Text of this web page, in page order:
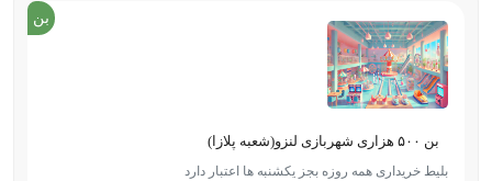
بن ۵۰۰ هزاری شهربازی لنزو(شعبه پلازا)
بلیط خریداری همه روزه بجز یکشنبه ها اعتبار دارد
بن